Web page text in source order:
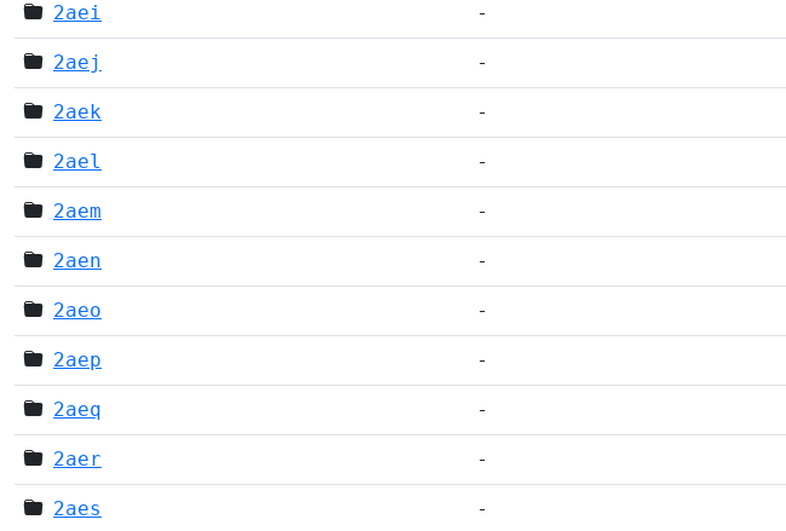
2aei -
2aej -
2aek -
2ael -
2aem -
2aen -
2aeo -
2aep -
2aeq -
2aer -
2aes -